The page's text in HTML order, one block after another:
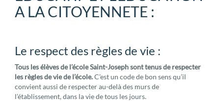
A LA CITOYENNETE :
Le respect des règles de vie :
Tous les élèves de l’école Saint-Joseph sont tenus de respecter
les règles de vie de l’école.C’est un code de bon sens qu’il
convient aussi de respecter au-delà des murs de
l’établissement, dans la vie de tous les jours.